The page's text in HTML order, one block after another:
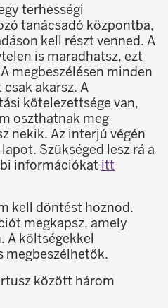
terhességi
tanácsadó központba,
kell részt venned. A
is maradhatsz, ezt
megbeszélésen minden
akarsz. A
kötelezettsége van,
oszthatnak meg
nekik. Az interjú végén
Szükséged lesz rá a
információkat itt
kell döntést hoznod.
megkapsz, amely
A költségekkel
megbeszélhetők.
között három